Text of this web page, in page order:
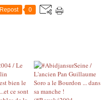
Repost 0